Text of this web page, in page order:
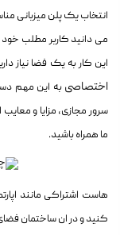
انتخاب یک پلن میزبانی
می دانید کاربر مطلب خود
این کار به یک فضا نیاز
اختصاصی به این مهم
سرور مجازی، مزایا و
ما همراه باشید.
هاست اشتراکی مانند
کنید و در ان ساختمان